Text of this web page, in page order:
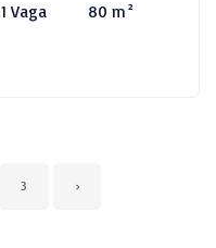
1 Vaga 80 m²
3 ›